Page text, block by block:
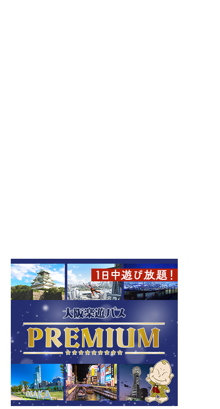
喫茶去 心斎橋店
心斎橋
カフェ
スイーツ
ミナミ（難波・心斎橋・日本橋）
和食
道頓堀
道頓堀
フォトスポット
ミナミ（難波・心斎橋・日本橋）
人気 夜景